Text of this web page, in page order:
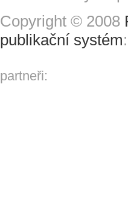
Copyright © 2008
publikační systém
partneři: